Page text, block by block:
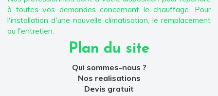
à toutes vos demandes concernant le chauffage. Pour
l'installation d'une nouvelle climatisation, le remplacement
ou l'entretien.
Plan du site
Qui sommes-nous ?
Nos realisations
Devis gratuit